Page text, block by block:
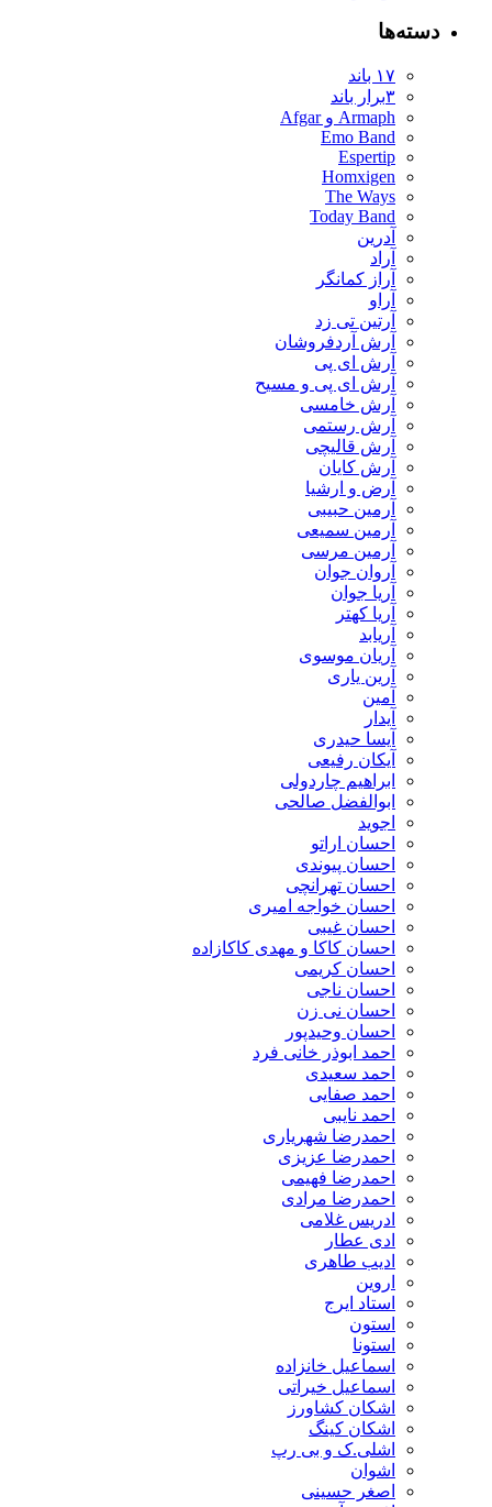
دسته‌ها
۱۷ باند
۳برار باند
Armaph و Afgar
Emo Band
Espertip
Homxigen
The Ways
Today Band
آدرین
آراد
آراز کمانگر
آراو
آرتین تی زد
آرش آردفروشان
آرش ای پی
آرش ای پی و مسیح
آرش خامسی
آرش رستمی
آرش قالیچی
آرش کایان
​آرض و ارشیا
آرمین حبیبی
آرمین سمیعی
آرمین مرسی
آروان جوان
آریا جوان
آریا کهتر
آریابد
آریان موسوی
آرین یاری
آمین
آیدار
آیسا حیدری
آیکان رفیعی
ابراهیم چاردولی
ابوالفضل صالحی
اجوید
احسان اراتو
احسان پیوندی
احسان تهرانچی
احسان خواجه امیری
احسان غیبی
احسان کاکا و مهدی کاکازاده
احسان کریمی
احسان ناجی
احسان نی زن
احسان وحیدپور
احمد ابوذر خانی فرد
احمد سعیدی
احمد صفایی
احمد نایبی
احمدرضا شهریاری
احمدرضا عزیزی
احمدرضا فهیمی
احمدرضا مرادی
ادریس غلامی
ادی عطار
ادیب طاهری
اروین
استاد ایرج
استون
استونا
اسماعیل خانزاده
اسماعیل خیراتی
اشکان کشاورز
اشکان کینگ
اشلی.ک و بی رپ
اشوان
اصغر حسینی